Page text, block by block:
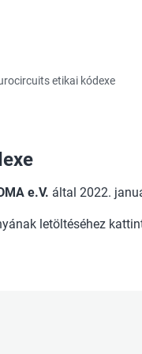
etikai kódexe
e.V. által 2022.
letöltéséhez